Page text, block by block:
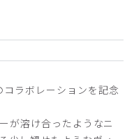
大きめ
ラボレーションを記念
が溶け合ったようなニ